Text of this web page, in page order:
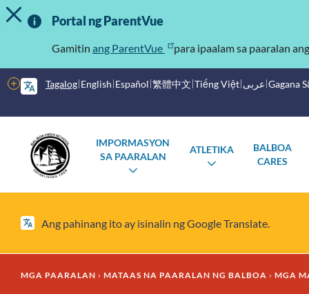
Laktawan
ang
pangunahing
Mahalagang
Impormasyon
I-TOGGLE ANG MENSAHE NG ALERTO
Portal ng ParentVue
Gamitin ang ParentVue para ipaalam sa paaralan
Tagalog English Español 繁體中文 Tiếng Việt عربى Gagana
Higit
pang
menu
Paaralan
IMPORMASYON
SA PAARALAN
I-
ANG
ATLETIKA
I-
BALBOA
CARES
Ang pahinang ito ay isinalin ng Google Translate.
Mumo
MGA PAARALAN MATAAS NA PAARALAN NG BALBOA MGA